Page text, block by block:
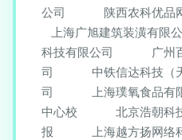
公司
陕西农科优品
上海广旭建筑装潢有限
科技有限公司
广州
司
中铁信达科技（
司
上海璞氧食品有
中心校
北京浩朝科
报
上海越方扬网络